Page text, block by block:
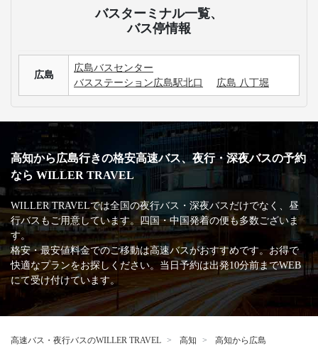
バスターミナル一覧、
バス停情報
広島
広島バスセンター
バスステーション広島駅北口
広島 八丁堀
高知から広島行きの格安高速バス、夜行・深夜バスの予約
なら WILLER TRAVEL
WILLER TRAVELでは全国の夜行バス・深夜バスだけでなく、昼
行バスもご用意しています。四国・中国発着の便も多数ございま
す。
格安・最安値料金でのご移動は高速バスがおすすめです。お得で
快適なプランをお探しください。当日予約は出発10分前までWEB
にて受け付けています。
高速バス・夜行バスのWILLER TRAVEL 高知
高知から広島